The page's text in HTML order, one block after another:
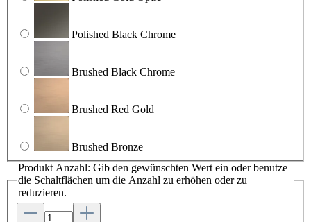
Polished Black Chrome
Brushed Black Chrome
Brushed Red Gold
Brushed Bronze
Produkt Anzahl: Gib den gewünschten Wert ein oder benutze
die Schaltflächen um die Anzahl zu erhöhen oder zu
reduzieren.